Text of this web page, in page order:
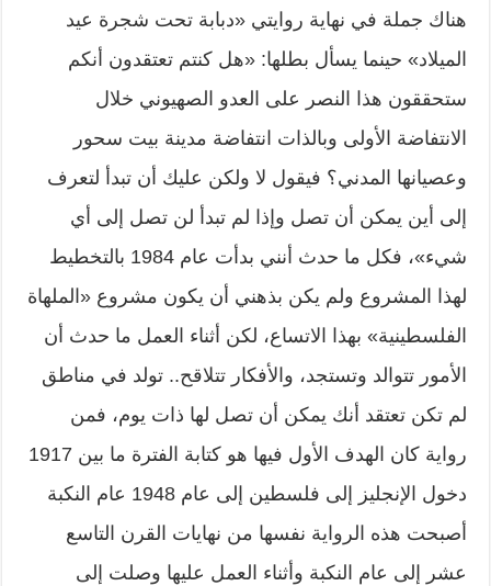
هناك جملة في نهاية روايتي «دبابة تحت شجرة عيد
الميلاد» حينما يسأل بطلها: «هل كنتم تعتقدون أنكم
ستحققون هذا النصر على العدو الصهيوني خلال
الانتفاضة الأولى وبالذات انتفاضة مدينة بيت سحور
وعصيانها المدني؟ فيقول لا ولكن عليك أن تبدأ لتعرف
إلى أين يمكن أن تصل وإذا لم تبدأ لن تصل إلى أي
شيء»، فكل ما حدث أنني بدأت عام 1984 بالتخطيط
لهذا المشروع ولم يكن بذهني أن يكون مشروع «الملهاة
الفلسطينية» بهذا الاتساع، لكن أثناء العمل ما حدث أن
الأمور تتوالد وتستجد، والأفكار تتلاقح.. تولد في مناطق
لم تكن تعتقد أنك يمكن أن تصل لها ذات يوم، فمن
رواية كان الهدف الأول فيها هو كتابة الفترة ما بين 1917
دخول الإنجليز إلى فلسطين إلى عام 1948 عام النكبة
أصبحت هذه الرواية نفسها من نهايات القرن التاسع
عشر إلى عام النكبة وأثناء العمل عليها وصلت إلى